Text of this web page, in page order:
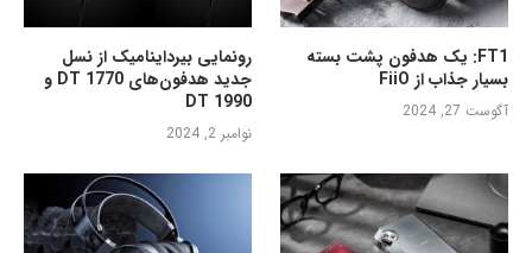
رونمایی بیرداینامیک از نسل
جدید هدفون‌های DT 1770 و
DT 1990
نوامبر 2, 2024
FT1: یک هدفون پشت بسته
بسیار جذاب از FiiO
آگوست 27, 2024